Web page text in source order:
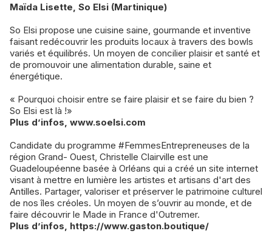
Maïda Lisette, So Elsi (Martinique)
So Elsi propose une cuisine saine, gourmande et inventive
faisant redécouvrir les produits locaux à travers des bowls
variés et équilibrés. Un moyen de concilier plaisir et santé et
de promouvoir une alimentation durable, saine et
énergétique.
« Pourquoi choisir entre se faire plaisir et se faire du bien ?
So Elsi est là !»
Plus d’infos, www.soelsi.com
Candidate du programme #FemmesEntrepreneuses de la
région Grand- Ouest, Christelle Clairville est une
Guadeloupéenne basée à Orléans qui a créé un site internet
visant à mettre en lumière les artistes et artisans d'art des
Antilles. Partager, valoriser et préserver le patrimoine culturel
de nos îles créoles. Un moyen de s’ouvrir au monde, et de
faire découvrir le Made in France d'Outremer.
Plus d’infos, https://www.gaston.boutique/